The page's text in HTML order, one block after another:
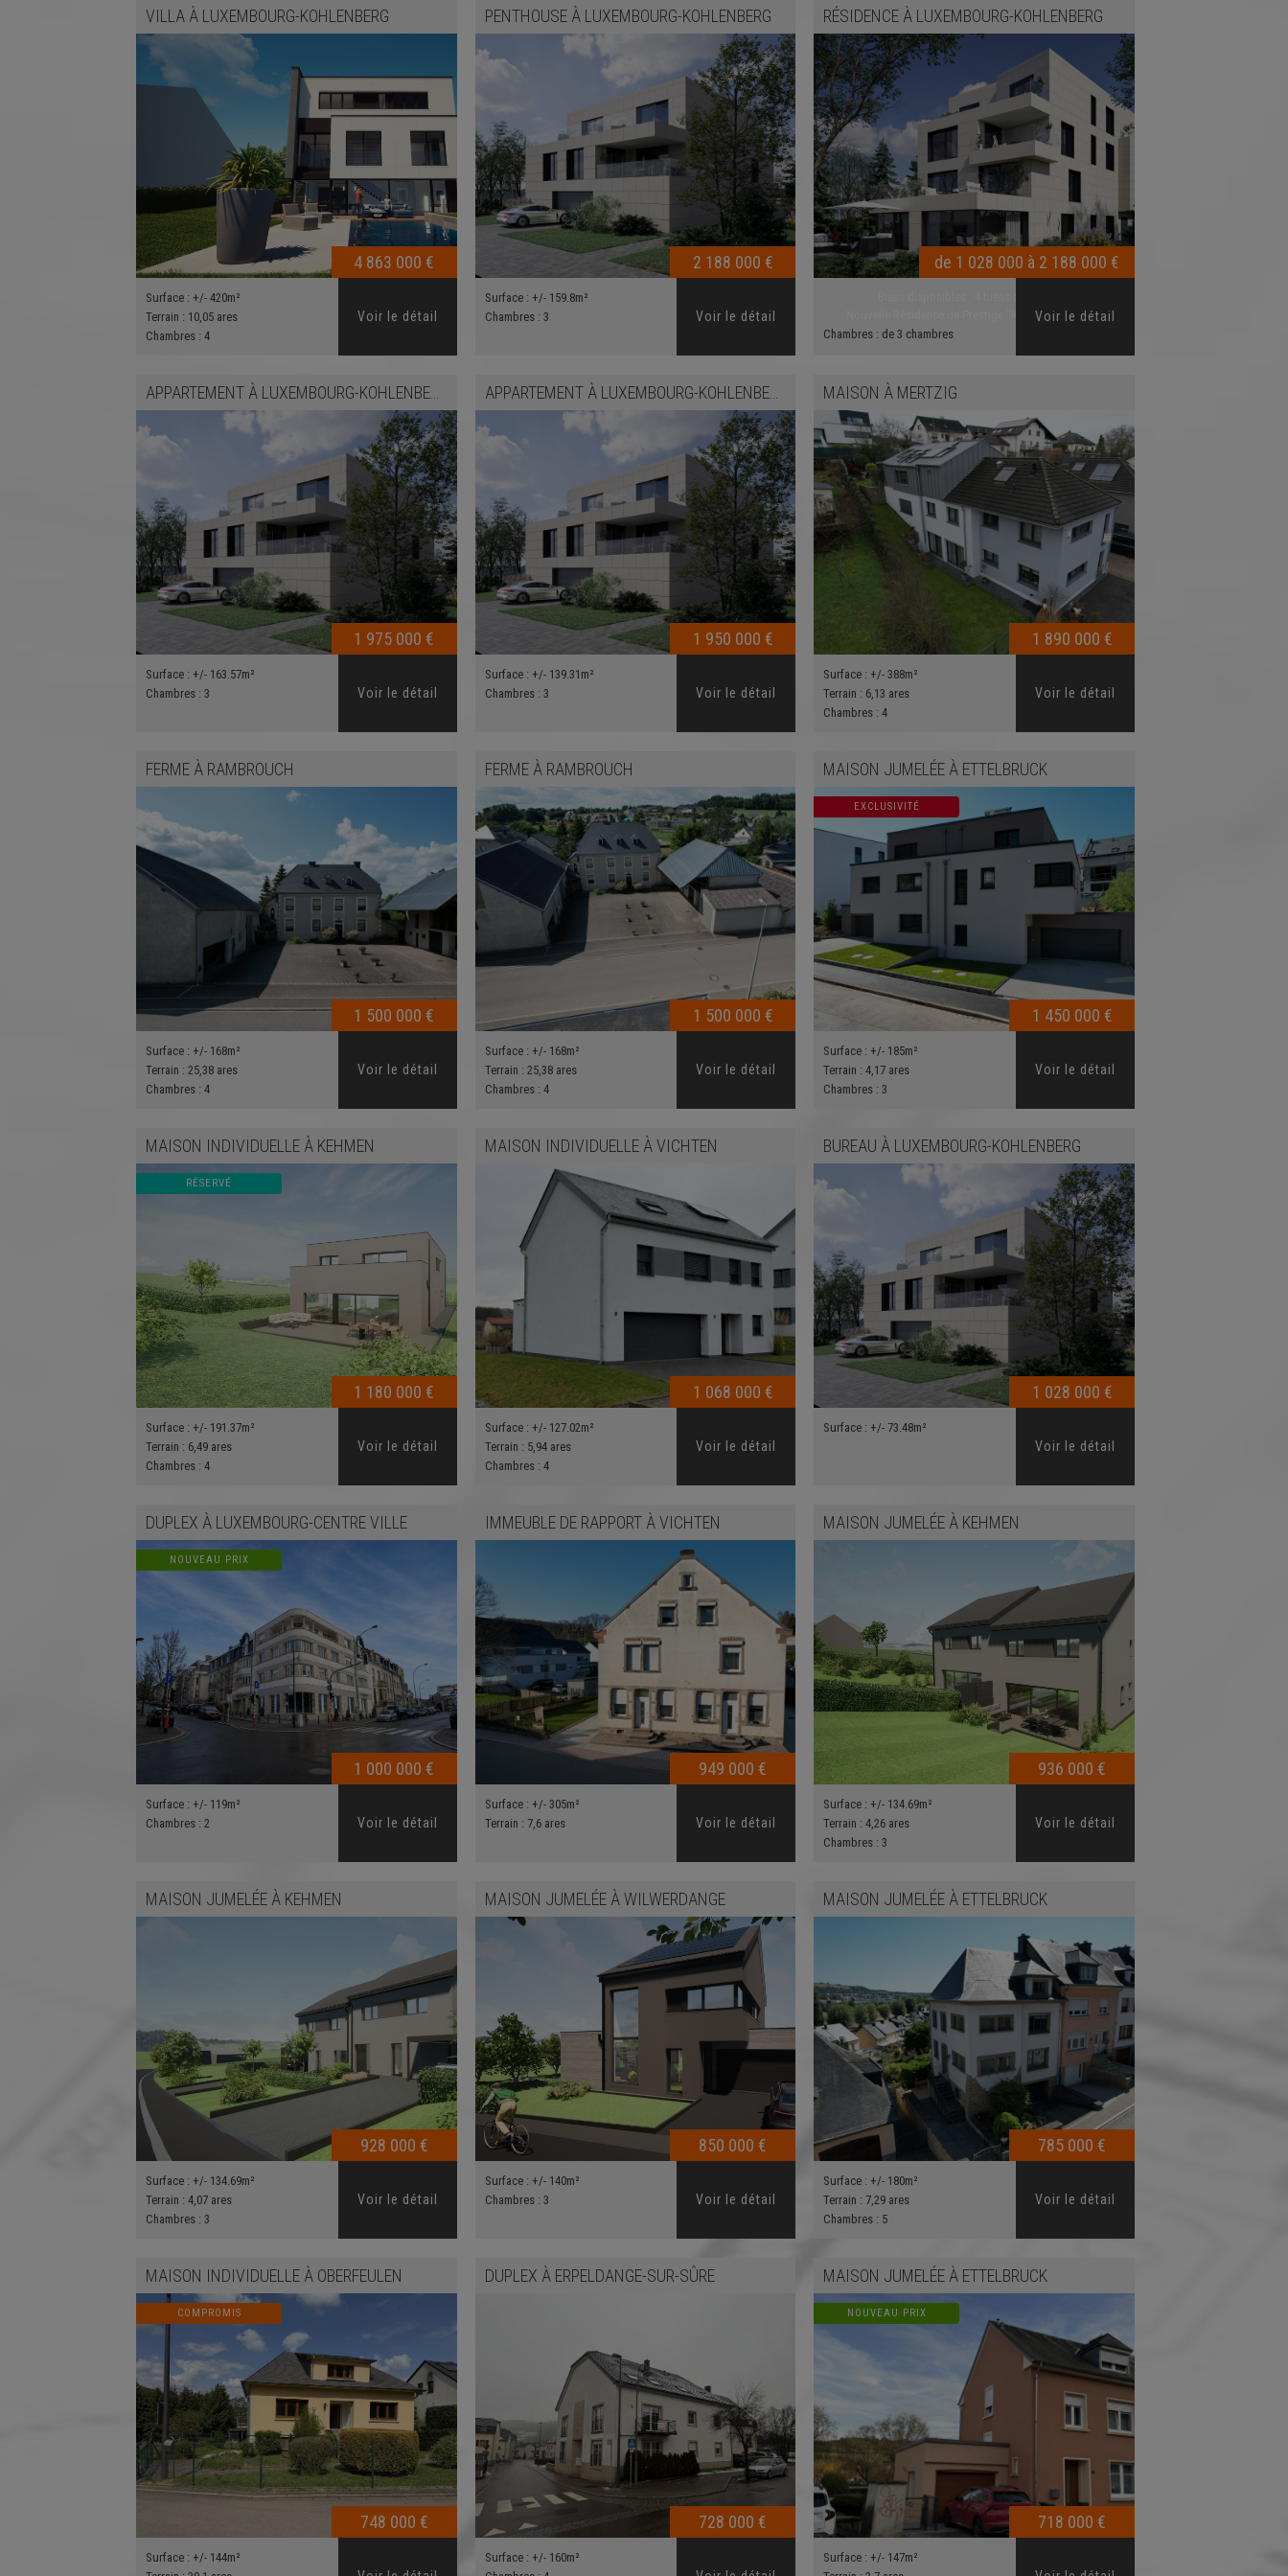
VILLA À LUXEMBOURG-KOHLENBERG
Surface : +/- 420m²
Terrain : 10,05 ares
Chambres : 4
4 863 000 €
Voir le détail
PENTHOUSEÀ LUXEMBOURG-KOHLENBERG
Surface : +/- 159.8m²
Chambres : 3
2 188 000 €
Voir le détail
RÉSIDENCE À LUXEMBOURG-KOHLENBERG
Nouvelle Résidence de Prestige "K135" à CESSANG...
Chambres : de 3 chambres
de 1 028 000 à 2 188 000 €
Voir le détail
APPARTEMENT À LUXEMBOURG-KOHLENBERG
Surface : +/- 163.57m²
Chambres : 3
1 975 000 €
Voir le détail
APPARTEMENTÀ LUXEMBOURG-KOHLENBERG
Surface : +/- 139.31m²
Chambres : 3
1 950 000 €
Voir le détail
MAISON À MERTZIG
Surface : +/- 388m²
Terrain : 6,13 ares
Chambres :4
1 890 000 €
Voir le détail
FERME À RAMBROUCH
Surface : +/- 168m²
Terrain : 25,38 ares
Chambres : 4
1 500 000 €
Voir le détail
FERMEÀ RAMBROUCH
Surface : +/- 168m²
Terrain : 25,38 ares
Chambres : 4
1 500 000 €
Voir le détail
MAISON JUMELÉE À ETTELBRUCK
EXCLUSIVITÉ
Surface : +/- 185m²
Terrain :4,17 ares
Chambres :3
1 450 000 €
Voir le détail
MAISON INDIVIDUELLE À KEHMEN
RÉSERVÉ
Surface : +/- 191.37m²
Terrain : 6,49 ares
Chambres : 4
1 180 000 €
Voir le détail
MAISON INDIVIDUELLEÀVICHTEN
Surface : +/- 127.02m²
Terrain : 5,94 ares
Chambres : 4
1 068 000 €
Voir le détail
BUREAU À LUXEMBOURG-KOHLENBERG
Surface : +/- 73.48m²
1 028 000 €
Voir le détail
DUPLEX À LUXEMBOURG-CENTRE VILLE
NOUVEAU PRIX
Surface : +/- 119m²
Chambres : 2
1 000 000 €
Voir le détail
IMMEUBLE DE RAPPORTÀVICHTEN
Surface : +/- 305m²
Terrain : 7,6 ares
949 000 €
Voir le détail
MAISON JUMELÉE À KEHMEN
Surface : +/- 134.69m²
Terrain :4,26 ares
Chambres :3
936 000 €
Voir le détail
MAISON JUMELÉE À KEHMEN
Surface : +/- 134.69m²
Terrain : 4,07 ares
Chambres : 3
928 000 €
Voir le détail
MAISON JUMELÉEÀWILWERDANGE
Surface : +/- 140m²
Chambres : 3
850 000 €
Voir le détail
MAISON JUMELÉE À ETTELBRUCK
Surface : +/- 180m²
Terrain :7,29 ares
Chambres : 5
785 000 €
Voir le détail
MAISON INDIVIDUELLE À OBERFEULEN
COMPROMIS
Surface : +/- 144m²
748 000 €
DUPLEX À ERPELDANGE-SUR-SÛRE
Surface : +/- 160m²
728 000 €
MAISON JUMELÉE À ETTELBRUCK
NOUVEAU PRIX
Surface : +/- 147m²
718 000 €